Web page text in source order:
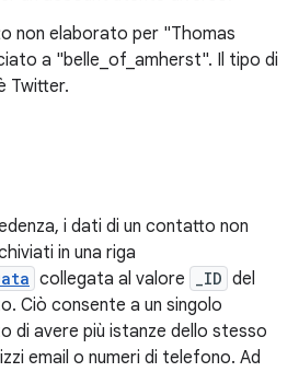
non elaborato per "Thomas
a "belle_of_amherst". Il tipo di
Twitter.
i dati di un contatto non
in una riga
collegata al valore _ID del
Ciò consente a un singolo
di avere più istanze dello stesso
email o numeri di telefono. Ad